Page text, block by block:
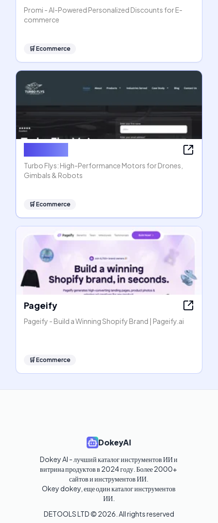
Promi - AI-Powered Personalized Discounts for E-
commerce
🛒Ecommerce
Turbo Flys: High-Performance Motors for Drones,
Gimbals & Robots
🛒Ecommerce
Pageify
Pageify - Build a Winning Shopify Brand | Pageify.ai
🛒Ecommerce
DokeyAI
Dokey AI - лучший каталог инструментов ИИ и
витрина продуктов в 2024 году. Более 2000+
сайтов и инструментов ИИ.
Okey dokey, еще один каталог инструментов
ИИ.
DETOOLS LTD © 2026 . All rights reserved